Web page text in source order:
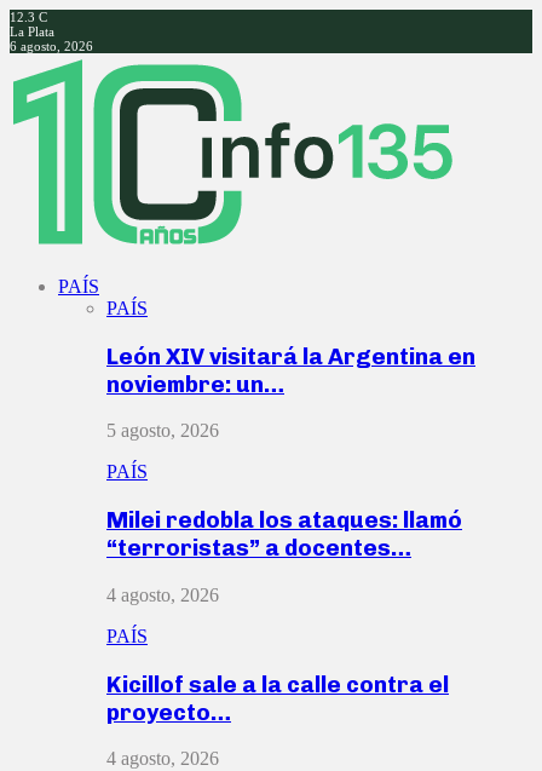
12.3 C
La Plata
6 agosto, 2026
Facebook
Twitter
Instagram
Youtube
PAÍS
PAÍS
León XIV visitará la Argentina en
noviembre: un…
5 agosto, 2026
PAÍS
Milei redobla los ataques: llamó
“terroristas” a docentes…
4 agosto, 2026
PAÍS
Kicillof sale a la calle contra el
proyecto…
4 agosto, 2026